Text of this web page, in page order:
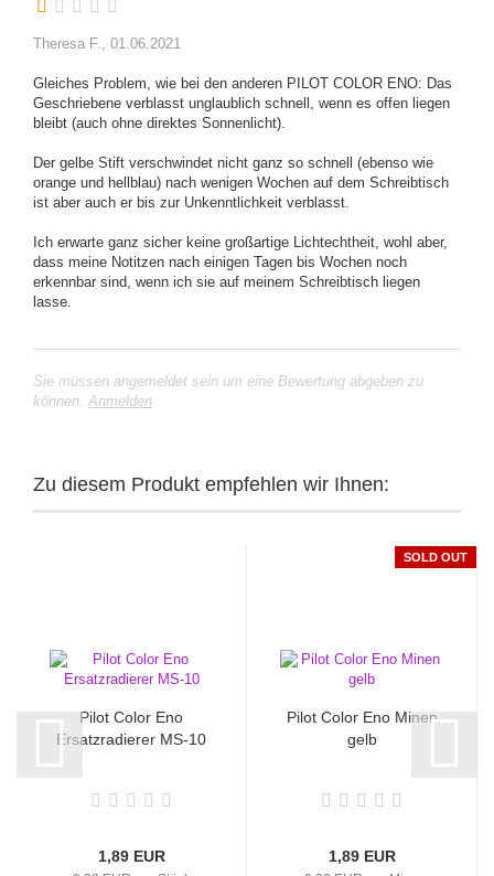
Theresa F., 01.06.2021
Gleiches Problem, wie bei den anderen PILOT COLOR ENO: Das
Geschriebene verblasst unglaublich schnell, wenn es offen liegen
bleibt (auch ohne direktes Sonnenlicht).
Der gelbe Stift verschwindet nicht ganz so schnell (ebenso wie
orange und hellblau) nach wenigen Wochen auf dem Schreibtisch
ist aber auch er bis zur Unkenntlichkeit verblasst.
Ich erwarte ganz sicher keine großartige Lichtechtheit, wohl aber,
dass meine Notitzen nach einigen Tagen bis Wochen noch
erkennbar sind, wenn ich sie auf meinem Schreibtisch liegen
Sie müssen angemeldet sein um eine Bewertung abgeben zu
können. Anmelden
Zu diesem Produkt empfehlen wir Ihnen:
Pilot Color Eno
Ersatzradierer MS-10
1,89 EUR
SOLD OUT
Pilot Color Eno Minen
gelb
1,89 EUR